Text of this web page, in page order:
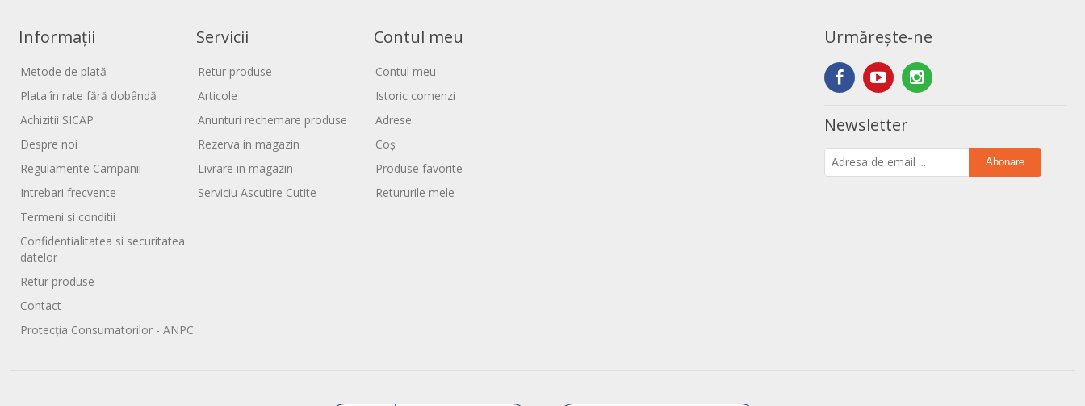
Informații
Metode de plată
Plata în rate fără dobândă
Achizitii SICAP
Despre noi
Regulamente Campanii
Intrebari frecvente
Termeni si conditii
Confidentialitatea si securitatea
datelor
Retur produse
Contact
Protecția Consumatorilor - ANPC
Servicii
Retur produse
Articole
Anunturi rechemare produse
Rezerva in magazin
Livrare in magazin
Serviciu Ascutire Cutite
Contul meu
Contul meu
Istoric comenzi
Adrese
Coș
Produse favorite
Retururile mele
Urmărește-ne
Newsletter
Abonare